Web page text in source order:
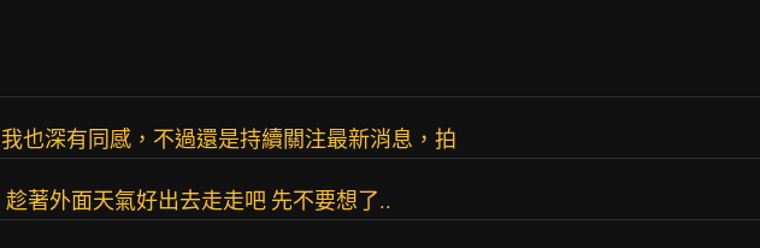
也深有同感，不過還是持續關注最新消息，拍
著外面天氣好出去走走吧 先不要想了..